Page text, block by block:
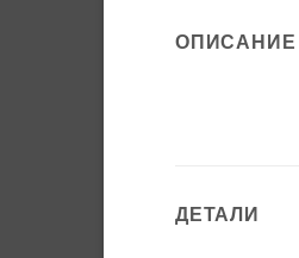
ОПИСАНИЕ
ДЕТАЛИ